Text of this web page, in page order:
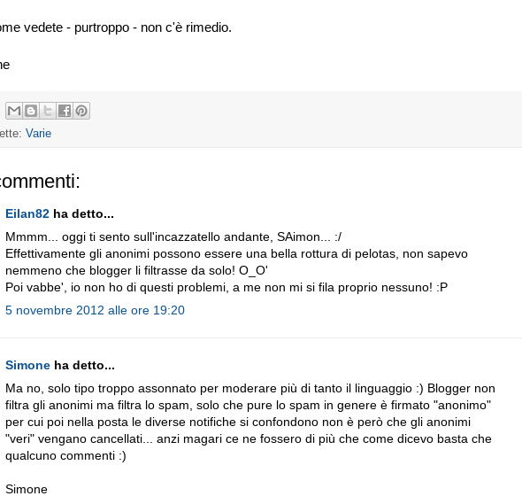
vedete - purtroppo - non c'è rimedio.
Varie
Eilan82 ha detto...
Mmmm... oggi ti sento sull'incazzatello andante, SAimon... :/
Effettivamente gli anonimi possono essere una bella rottura di pelotas, non sapevo
nemmeno che blogger li filtrasse da solo! O_O'
Poi vabbe', io non ho di questi problemi, a me non mi si fila proprio nessuno! :P
5 novembre 2012 alle ore 19:20
Simone ha detto...
Ma no, solo tipo troppo assonnato per moderare più di tanto il linguaggio :) Blogger non
filtra gli anonimi ma filtra lo spam, solo che pure lo spam in genere è firmato "anonimo"
per cui poi nella posta le diverse notifiche si confondono non è però che gli anonimi
"veri" vengano cancellati... anzi magari ce ne fossero di più che come dicevo basta che
qualcuno commenti :)
Simone